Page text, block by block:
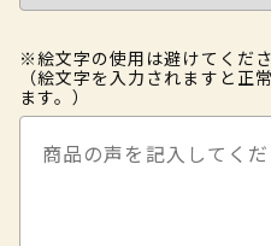
※絵文字の使用は避けてくださ
（絵文字を入力されますと正
ます。）